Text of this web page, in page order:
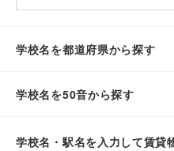
学校名を都道府県から探す
学校名を50音から探す
学校名・駅名を入力して賃貸